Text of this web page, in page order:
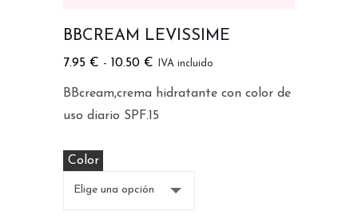
BBCREAM LEVISSIME
7.95 € - 10.50 € IVA incluido
BBcream,crema hidratante con color de
uso diario SPF.15
Color